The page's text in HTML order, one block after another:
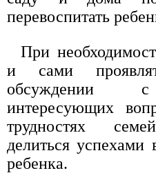
перевоспитать
При
и сами
обсуждении с
интересующих
трудностях
делиться успехами
ребенка.